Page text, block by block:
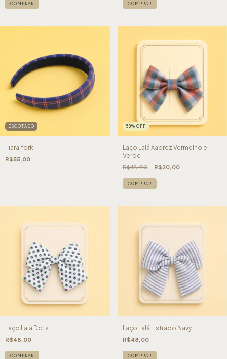
COMPRAR COMPRAR
ESGOTADO
Tiara York
R$55,00
58% OFF
Laço Lalá Xadrez Vermelho e
Verde
R$48,00 R$20,00
COMPRAR
Laço Lalá Dots
R$48,00
COMPRAR
Laço Lalá Listrado Navy
R$48,00
COMPRAR